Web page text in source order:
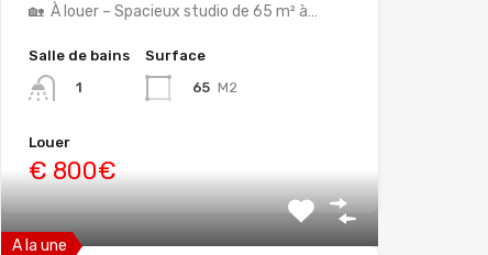
🏡 À louer – Spacieux studio de 65 m² à…
Salle de bains
1
Surface
65 M2
Louer
€ 800€
A la une